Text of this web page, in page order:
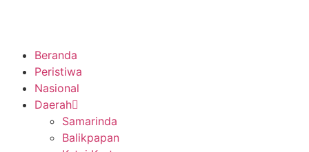
Beranda
Peristiwa
Nasional
Daerah
Samarinda
Balikpapan